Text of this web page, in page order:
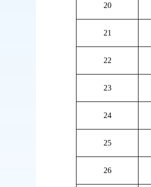
20
21
22
23
24
25
26